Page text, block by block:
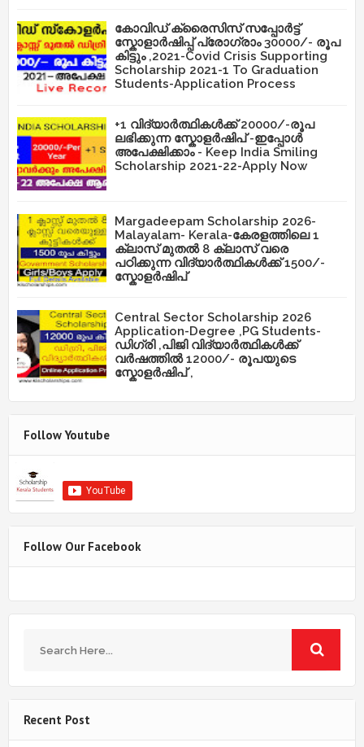
കോവിഡ് ക്രൈസിസ് സപ്പോർട്ട്
സ്കോളാർഷിപ്പ് പ്രോഗ്രാം 30000/- രൂപ
കിട്ടും ,2021-Covid Crisis Supporting
Scholarship 2021-1 To Graduation
Students-Application Process
+1 വിദ്യാർത്ഥികൾക്ക് 20000/-രൂപ
ലഭിക്കുന്ന സ്കോളർഷിപ് -ഇപ്പോൾ
അപേക്ഷിക്കാം - Keep India Smiling
Scholarship 2021-22-Apply Now
Margadeepam Scholarship 2026-
Malayalam- Kerala-കേരളത്തിലെ 1
ക്ലാസ് മുതൽ 8 ക്ലാസ് വരെ
പഠിക്കുന്ന വിദ്യാർത്ഥികൾക്ക് 1500/-
സ്കോളർഷിപ്
Central Sector Scholarship 2026
Application-Degree ,PG Students-
ഡിഗ്രി ,പിജി വിദ്യാർത്ഥികൾക്ക്
വർഷത്തിൽ 12000/- രൂപയുടെ
സ്കോളർഷിപ് ,
Follow Youtube
Follow Our Facebook
Recent Post